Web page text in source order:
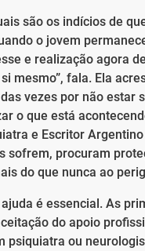
são os indícios de
o jovem
e realização agora
mesmo”, fala. Ela
vezes por não estar
o que está
e Escritor
sofrem, procuram
do que nunca ao
é essencial. As
do apoio
psiquiatra ou